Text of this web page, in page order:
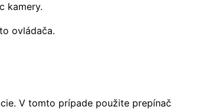
kamery.
ovládača.
V tomto prípade použite prepínač